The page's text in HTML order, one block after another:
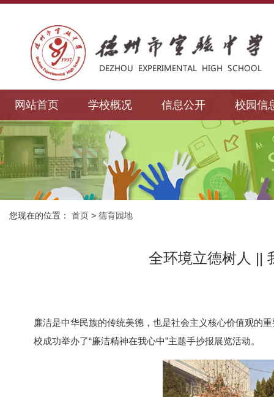
网站首页 学校概况 信息公开 校园信
您现在的位置： 首页 > 德育园地
全环境立德树人 ||
廉洁是中华民族的传统美德，也是社会主义核心价值观的
校成功举办了“廉洁精神在我心中”主题手抄报展览活动。